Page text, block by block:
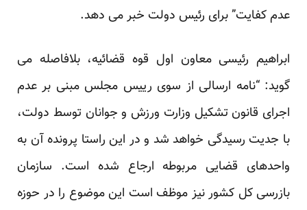
عدم کفایت” برای رئیس دولت خبر می دهد.
ابراهیم رئیسی معاون اول قوه قضائیه، بلافاصله می
گوید: “نامه ارسالی از سوی رییس مجلس مبنی بر عدم
اجرای قانون تشکیل وزارت ورزش و جوانان توسط دولت،
با جدیت رسیدگی خواهد شد و در این راستا پرونده آن به
واحدهای قضایی مربوطه ارجاع شده است. سازمان
بازرسی کل کشور نیز موظف است این موضوع را در حوزه